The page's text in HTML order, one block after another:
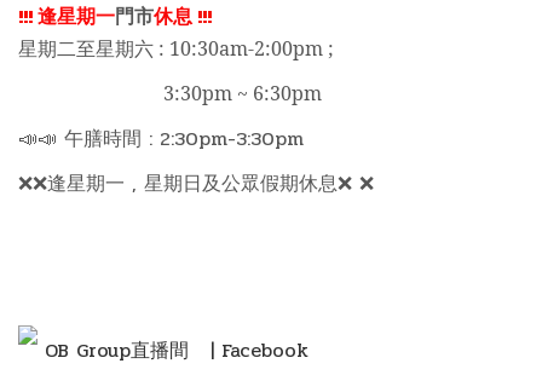
!!!逢星期一門市休息 !!!
星期二至星期六 : 10:30am-2:00pm ;
3:30pm ~ 6:30pm
📣📣 午膳時間 : 2:30pm-3:30pm
❌❌逢星期一 , 星期日及公眾假期休息❌ ❌
OB Group直播間 | Facebook